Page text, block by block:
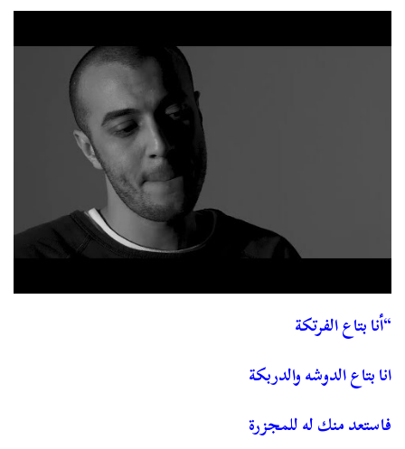
“أنا بتاع الفرتكة
انا بتاع الدوشه والدربكة
فاستعد منك له للمجزرة